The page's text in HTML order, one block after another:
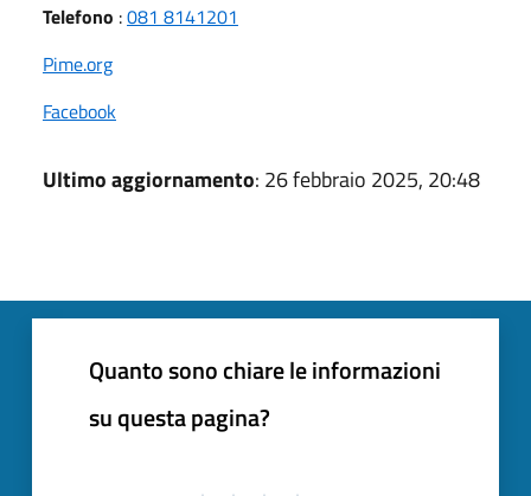
Telefono :081 8141201
Pime.org
Facebook
Ultimo aggiornamento: 26 febbraio 2025, 20:48
Quanto sono chiare le informazioni
su questa pagina?